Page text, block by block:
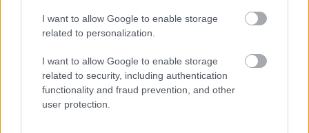
I want to allow Google to enable storage
related to personalization.
I want to allow Google to enable storage
related to security, including authentication
functionality and fraud prevention, and other
user protection.
Parc Fermé
4 órája
Montoya szerint Antonelli kedvessége sem segít
Russellen